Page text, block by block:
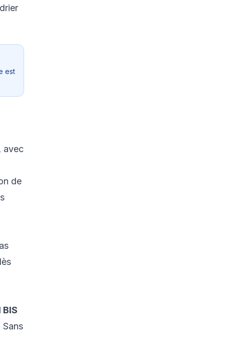
est
avec
de
BIS